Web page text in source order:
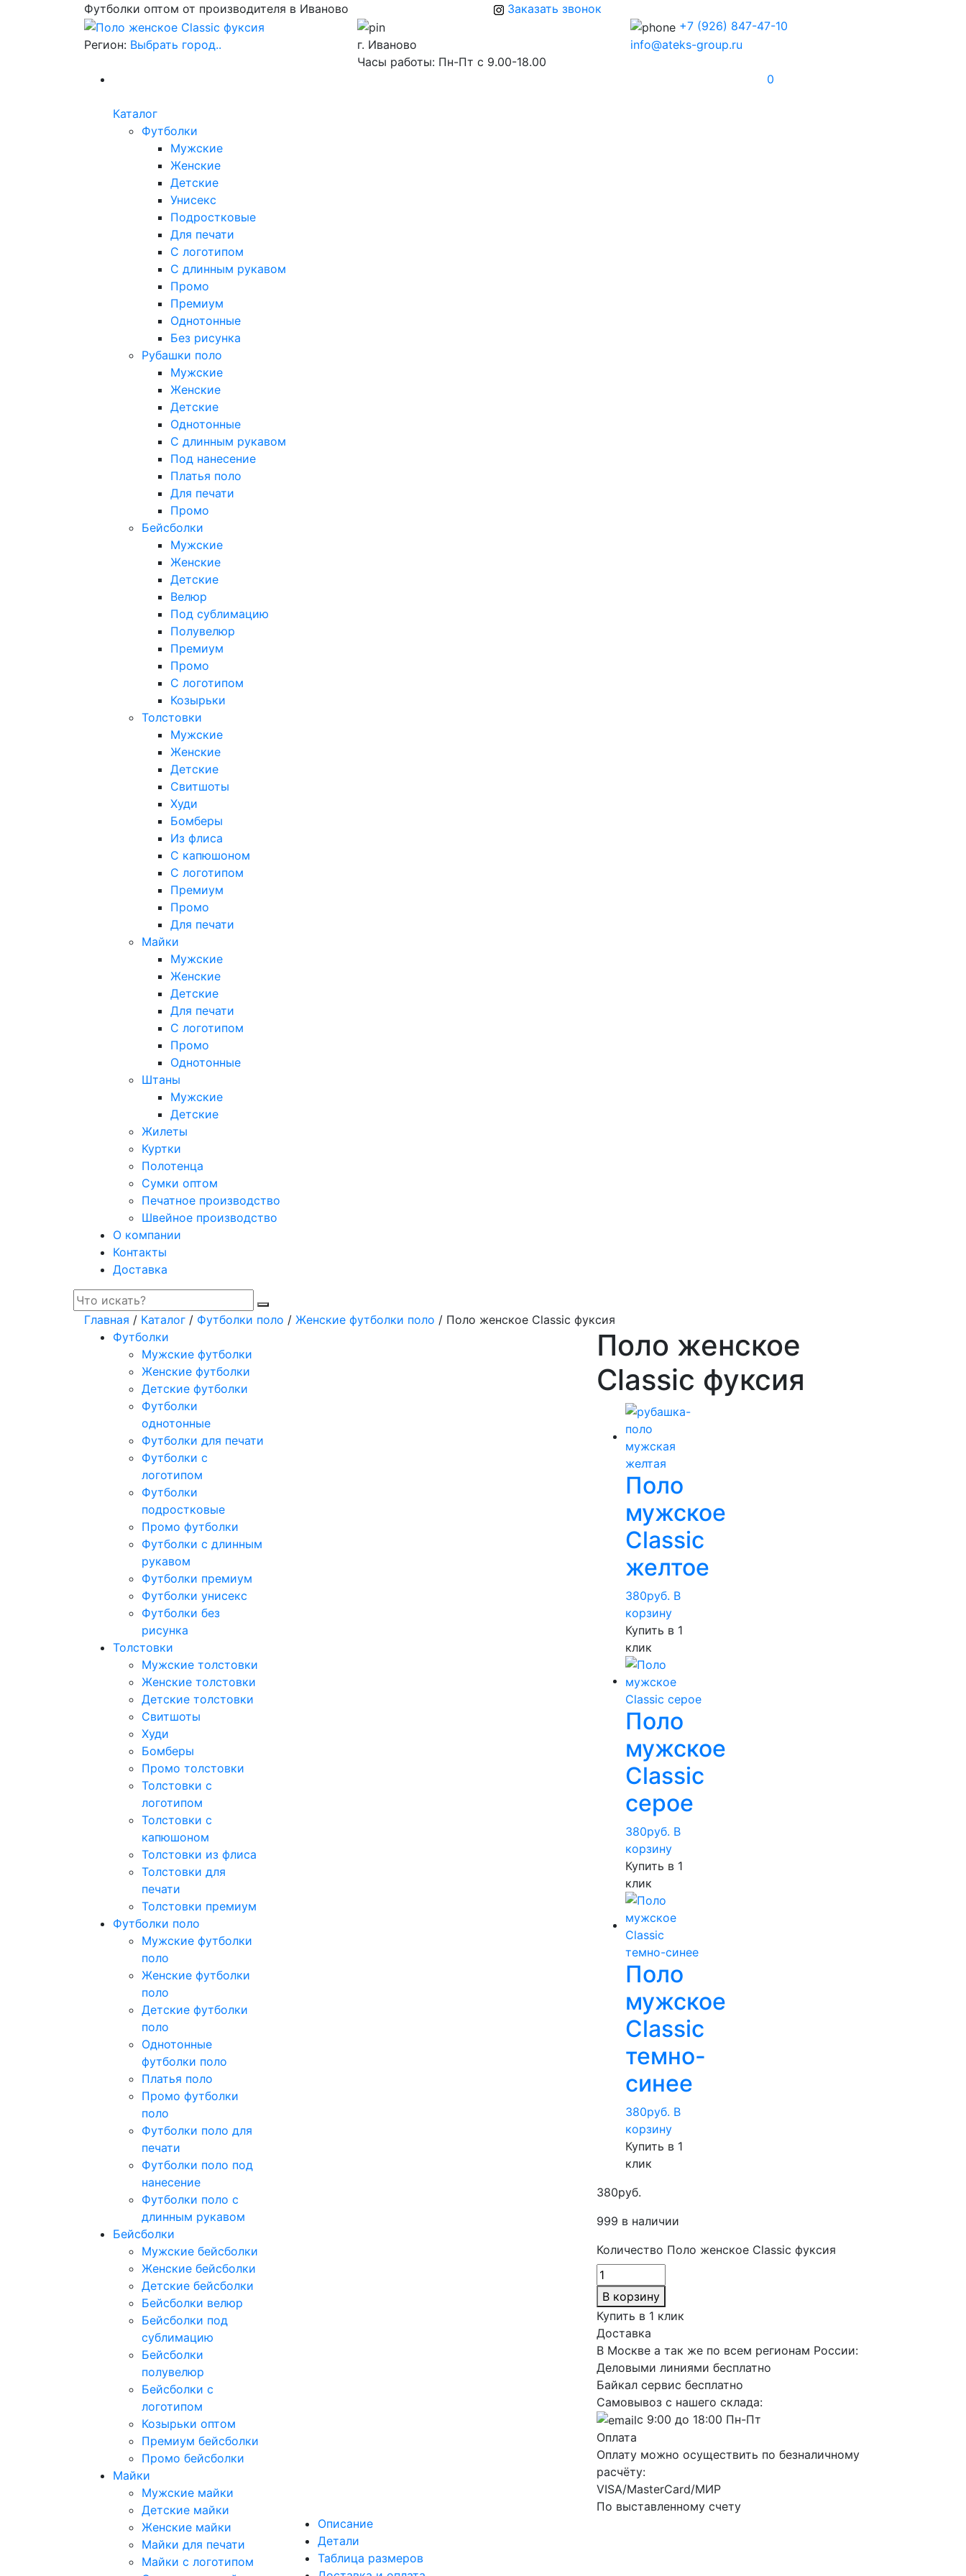
Футболки оптом от производителя в Иваново Заказать звонок
Регион: Выбрать город..
г. Иваново
Часы работы: Пн-Пт с 9.00-18.00
+7 (926) 847-47-10
info@ateks-group.ru
Каталог
Футболки
Мужские
Женские
Детские
Унисекс
Подростковые
Для печати
С логотипом
С длинным рукавом
Промо
Премиум
Однотонные
Без рисунка
Рубашки поло
Мужские
Женские
Детские
Однотонные
С длинным рукавом
Под нанесение
Платья поло
Для печати
Промо
Бейсболки
Мужские
Женские
Детские
Велюр
Под сублимацию
Полувелюр
Премиум
Промо
С логотипом
Козырьки
Толстовки
Мужские
Женские
Детские
Свитшоты
Худи
Бомберы
Из флиса
С капюшоном
С логотипом
Премиум
Промо
Для печати
Майки
Мужские
Женские
Детские
Для печати
С логотипом
Промо
Однотонные
Штаны
Мужские
Детские
Жилеты
Куртки
Полотенца
Сумки оптом
Печатное производство
Швейное производство
О компании
Контакты
Доставка
0
Главная / Каталог / Футболки поло / Женские футболки поло / Поло женское Classic фуксия
Футболки
Мужские футболки
Женские футболки
Детские футболки
Футболки
однотонные
Футболки для печати
Футболки с
логотипом
Футболки
подростковые
Промо футболки
Футболки с длинным
рукавом
Футболки премиум
Футболки унисекс
Футболки без
рисунка
Толстовки
Мужские толстовки
Женские толстовки
Детские толстовки
Свитшоты
Худи
Бомберы
Промо толстовки
Толстовки с
логотипом
Толстовки с
капюшоном
Толстовки из флиса
Толстовки для
печати
Толстовки премиум
Футболки поло
Мужские футболки
поло
Женские футболки
поло
Детские футболки
поло
Однотонные
футболки поло
Платья поло
Промо футболки
поло
Футболки поло для
печати
Футболки поло под
нанесение
Футболки поло с
длинным рукавом
Бейсболки
Мужские бейсболки
Женские бейсболки
Детские бейсболки
Бейсболки велюр
Бейсболки под
сублимацию
Бейсболки
полувелюр
Бейсболки с
логотипом
Козырьки оптом
Премиум бейсболки
Промо бейсболки
Майки
Мужские майки
Детские майки
Женские майки
Майки для печати
Майки с логотипом
Поло женское
Classic фуксия
Поло
мужское
Classic
желтое
380руб. В
корзину
Купить в 1
клик
Поло
мужское
Classic
серое
380руб. В
корзину
Купить в 1
клик
Поло
мужское
Classic
темно-
синее
380руб. В
корзину
Купить в 1
клик
380руб.
999 в наличии
Количество Поло женское Classic фуксия
В корзину
Купить в 1 клик
Доставка
В Москве а так же по всем регионам России:
Деловыми линиями бесплатно
Байкал сервис бесплатно
Самовывоз с нашего склада:
с 9:00 до 18:00 Пн-Пт
Оплата
Оплату можно осуществить по безналичному
расчёту:
VISA/MasterCard/МИР
По выставленному счету
Описание
Детали
Таблица размеров